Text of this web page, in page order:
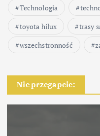
Technologia
toyota hilux
trasy
wszechstronność
Nie przegapcie: